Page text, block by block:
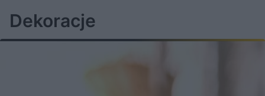
Dekoracje